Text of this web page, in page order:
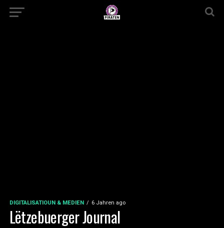
DIGITALISATIOUN & MEDIEN 6 Jahren ago
Lëtzebuerger Journal